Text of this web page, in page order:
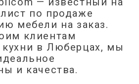
по продаже
мебели на заказ.
клиентам
в Люберцах, мы
и качества.